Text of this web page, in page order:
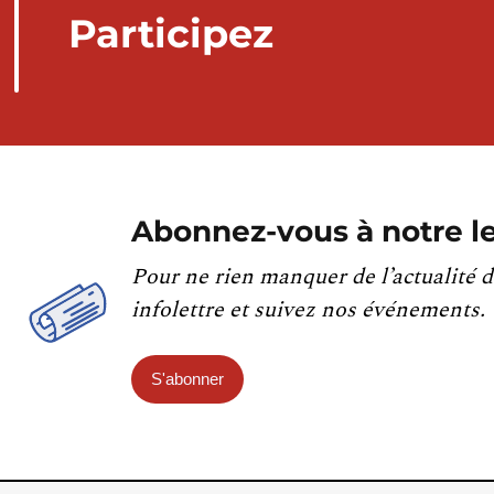
Participez
Abonnez-vous à notre
Pour ne rien manquer de l’actualité
infolettre et suivez nos événements.
S'abonner